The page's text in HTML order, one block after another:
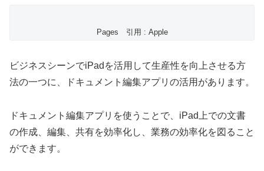
Pages 引用 : Apple
ビジネスシーンでiPadを活用して生産性を向上させる方
法の一つに、ドキュメント編集アプリの活用があります。
ドキュメント編集アプリを使うことで、iPad上での文書
の作成、編集、共有を効率化し、業務の効率化を図ること
ができます。